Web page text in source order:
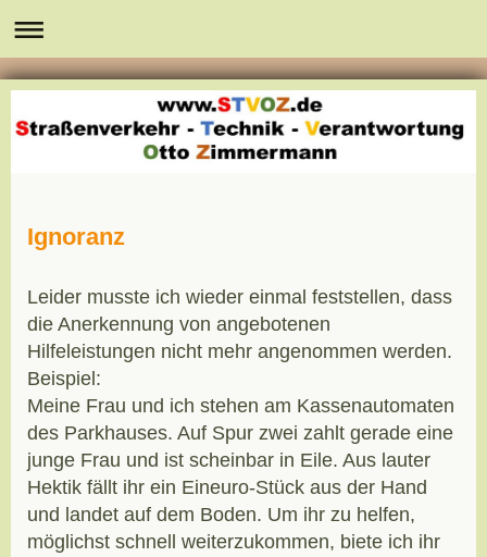
Ignoranz
Leider musste ich wieder einmal feststellen, dass
die Anerkennung von angebotenen
Hilfeleistungen nicht mehr angenommen werden.
Beispiel:
Meine Frau und ich stehen am Kassenautomaten
des Parkhauses. Auf Spur zwei zahlt gerade eine
junge Frau und ist scheinbar in Eile. Aus lauter
Hektik fällt ihr ein Eineuro-Stück aus der Hand
und landet auf dem Boden. Um ihr zu helfen,
möglichst schnell weiterzukommen, biete ich ihr